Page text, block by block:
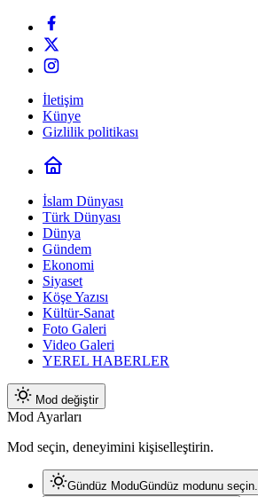
İletişim
Künye
Gizlilik politikası
İslam Dünyası
Türk Dünyası
Dünya
Gündem
Ekonomi
Siyaset
Köşe Yazısı
Kültür-Sanat
Foto Galeri
Video Galeri
YEREL HABERLER
Mod değiştir
Mod Ayarları
Mod seçin, deneyimini kişiselleştirin.
Gündüz ModuGündüz modunu seçin.